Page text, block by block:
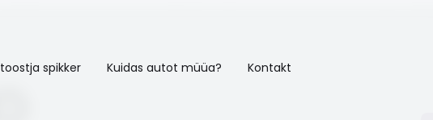
spikker Kuidas autot müüa? Kontakt